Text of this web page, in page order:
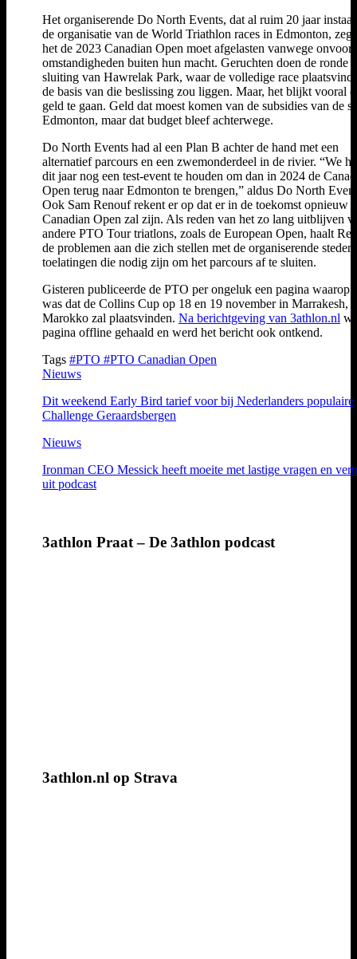
Het organiserende Do North Events, dat al ruim 20 jaar
de organisatie van de World Triathlon races in Edmonton,
het de 2023 Canadian Open moet afgelasten vanwege
omstandigheden buiten hun macht. Geruchten doen de ronde
sluiting van Hawrelak Park, waar de volledige race
de basis van die beslissing zou liggen. Maar, het blijkt vooral
geld te gaan. Geld dat moest komen van de subsidies van de
Edmonton, maar dat budget bleef achterwege.
Do North Events had al een Plan B achter de hand met een
alternatief parcours en een zwemonderdeel in de rivier. “We
dit jaar nog een test-event te houden om dan in 2024 de
Open terug naar Edmonton te brengen,” aldus Do North
Ook Sam Renouf rekent er op dat er in de toekomst opnieuw
Canadian Open zal zijn. Als reden van het zo lang uitblijven
andere PTO Tour triatlons, zoals de European Open, haalt
de problemen aan die zich stellen met de organiserende steden
toelatingen die nodig zijn om het parcours af te sluiten.
Gisteren publiceerde de PTO per ongeluk een pagina waarop
was dat de Collins Cup op 18 en 19 november in Marrakesh,
Marokko zal plaatsvinden. Na berichtgeving van 3athlon.nl
pagina offline gehaald en werd het bericht ook ontkend.
Tags #PTO #PTO Canadian Open
Nieuws
Dit weekend Early Bird tarief voor bij Nederlanders populaire
Challenge Geraardsbergen
Nieuws
Ironman CEO Messick heeft moeite met lastige vragen en
uit podcast
3athlon Praat – De 3athlon podcast
3athlon.nl op Strava